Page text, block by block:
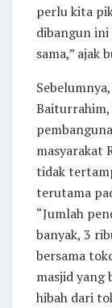
perlu kita
dibangun
sama,” ajak
Baiturrahim,
masyarakat
tidak
terutama
“Jumlah
banyak, 3
bersama
masjid yang
hibah dari